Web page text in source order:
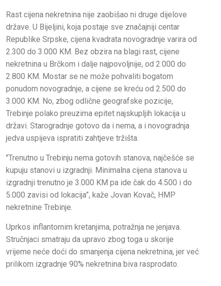
Rast cijena nekretnina nije zaobišao ni druge dijelove
države. U Bijeljini, koja postaje sve značajniji centar
Republike Srpske, cijena kvadrata novogradnje varira od
2.300 do 3.000 KM. Bez obzira na blagi rast, cijene
nekretnina u Brčkom i dalje najpovoljnije, od 2.000 do
2.800 KM. Mostar se ne može pohvaliti bogatom
ponudom novogradnje, a cijene se kreću od 2.500 do
3.000 KM. No, zbog odlične geografske pozicije,
Trebinje polako preuzima epitet najskupljih lokacija u
državi. Starogradnje gotovo da i nema, a i novogradnja
jedva uspijeva ispratiti zahtjeve tržišta.
"Trenutno u Trebinju nema gotovih stanova, najčešće se
kupuju stanovi u izgradnji. Minimalna cijena stanova u
izgradnji trenutno je 3.000 KM pa ide čak do 4.500 i do
5.000 zavisi od lokacija”, kaže Jovan Kovač, HMP
nekretnine Trebinje.
Uprkos inflantornim kretanjima, potražnja ne jenjava.
Stručnjaci smatraju da upravo zbog toga u skorije
vrijeme neće doći do smanjenja cijena nekretnina, jer već
prilikom izgradnje 90% nekretnina biva rasprodato.